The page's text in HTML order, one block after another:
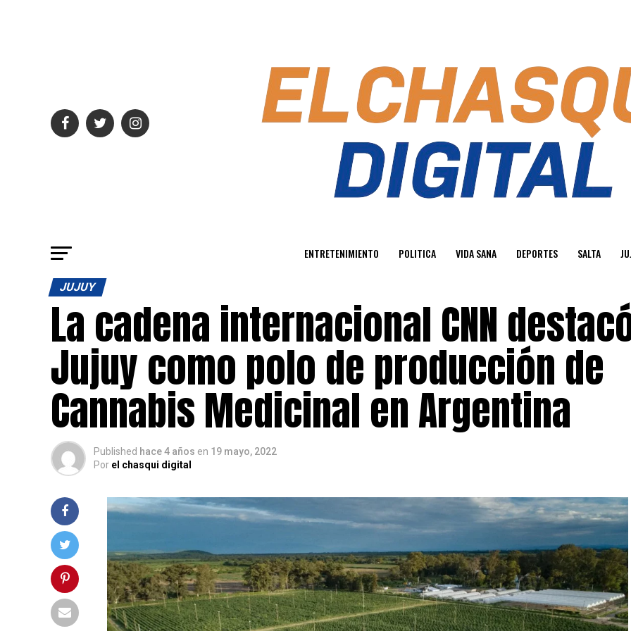
ENTRETENIMIENTO POLITICA VIDA SANA DEPORTES SALTA
JUJUY
La cadena internacional CNN
Jujuy como polo de producción de
Cannabis Medicinal en Argentina
Published hace 4 años en 19 mayo, 2022
Por el chasqui digital